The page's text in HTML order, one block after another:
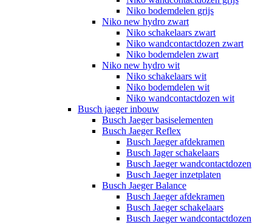
Niko bodemdelen grijs
Niko new hydro zwart
Niko schakelaars zwart
Niko wandcontactdozen zwart
Niko bodemdelen zwart
Niko new hydro wit
Niko schakelaars wit
Niko bodemdelen wit
Niko wandcontactdozen wit
Busch jaeger inbouw
Busch Jaeger basiselementen
Busch Jaeger Reflex
Busch Jaeger afdekramen
Busch Jager schakelaars
Busch Jaeger wandcontactdozen
Busch Jaeger inzetplaten
Busch Jaeger Balance
Busch Jaeger afdekramen
Busch Jaeger schakelaars
Busch Jaeger wandcontactdozen